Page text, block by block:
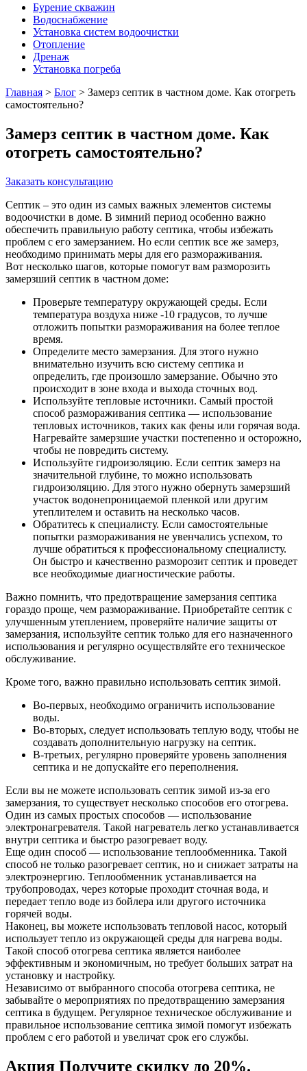
Бурение скважин
Водоснабжение
Установка систем водоочистки
Отопление
Дренаж
Установка погреба
Главная > Блог > Замерз септик в частном доме. Как отогреть
самостоятельно?
Замерз септик в частном доме. Как
отогреть самостоятельно?
Заказать консультацию
Септик – это один из самых важных элементов системы
водоочистки в доме. В зимний период особенно важно
обеспечить правильную работу септика, чтобы избежать
проблем с его замерзанием. Но если септик все же замерз,
необходимо принимать меры для его размораживания.
Вот несколько шагов, которые помогут вам разморозить
замерзший септик в частном доме:
Проверьте температуру окружающей среды. Если
температура воздуха ниже -10 градусов, то лучше
отложить попытки размораживания на более теплое
время.
Определите место замерзания. Для этого нужно
внимательно изучить всю систему септика и
определить, где произошло замерзание. Обычно это
происходит в зоне входа и выхода сточных вод.
Используйте тепловые источники. Самый простой
способ размораживания септика — использование
тепловых источников, таких как фены или горячая вода.
Нагревайте замерзшие участки постепенно и осторожно,
чтобы не повредить систему.
Используйте гидроизоляцию. Если септик замерз на
значительной глубине, то можно использовать
гидроизоляцию. Для этого нужно обернуть замерзший
участок водонепроницаемой пленкой или другим
утеплителем и оставить на несколько часов.
Обратитесь к специалисту. Если самостоятельные
попытки размораживания не увенчались успехом, то
лучше обратиться к профессиональному специалисту.
Он быстро и качественно разморозит септик и проведет
все необходимые диагностические работы.
Важно помнить, что предотвращение замерзания септика
гораздо проще, чем размораживание. Приобретайте септик с
улучшенным утеплением, проверяйте наличие защиты от
замерзания, используйте септик только для его назначенного
использования и регулярно осуществляйте его техническое
обслуживание.
Кроме того, важно правильно использовать септик зимой.
Во-первых, необходимо ограничить использование
воды.
Во-вторых, следует использовать теплую воду, чтобы не
создавать дополнительную нагрузку на септик.
В-третьих, регулярно проверяйте уровень заполнения
септика и не допускайте его переполнения.
Если вы не можете использовать септик зимой из-за его
замерзания, то существует несколько способов его отогрева.
Один из самых простых способов — использование
электронагревателя. Такой нагреватель легко устанавливается
внутри септика и быстро разогревает воду.
Еще один способ — использование теплообменника. Такой
способ не только разогревает септик, но и снижает затраты на
электроэнергию. Теплообменник устанавливается на
трубопроводах, через которые проходит сточная вода, и
передает тепло воде из бойлера или другого источника
горячей воды.
Наконец, вы можете использовать тепловой насос, который
использует тепло из окружающей среды для нагрева воды.
Такой способ отогрева септика является наиболее
эффективным и экономичным, но требует больших затрат на
установку и настройку.
Независимо от выбранного способа отогрева септика, не
забывайте о мероприятиях по предотвращению замерзания
септика в будущем. Регулярное техническое обслуживание и
правильное использование септика зимой помогут избежать
проблем с его работой и увеличат срок его службы.
Акция Получите скидку до 20%.